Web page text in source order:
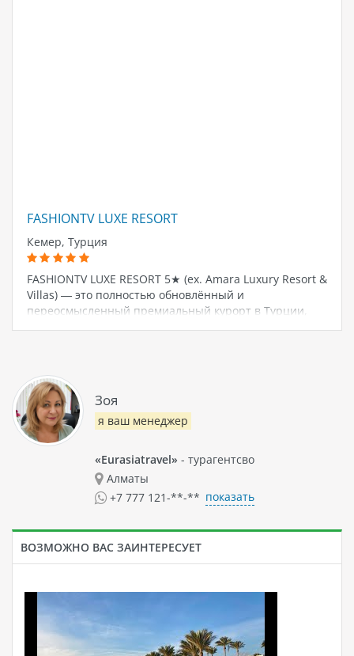
FASHIONTV LUXE RESORT
Кемер, Турция
FASHIONTV LUXE RESORT 5★ (ex. Amara Luxury Resort &
Villas) — это полностью обновлённый и
переосмысленный премиальный курорт в Турции,
расположенный в живописном районе Гёйнюк
Зоя
я ваш менеджер
«Eurasiatravel» - турагентсво
Алматы
+7 777 121-**-** показать
ВОЗМОЖНО ВАС ЗАИНТЕРЕСУЕТ